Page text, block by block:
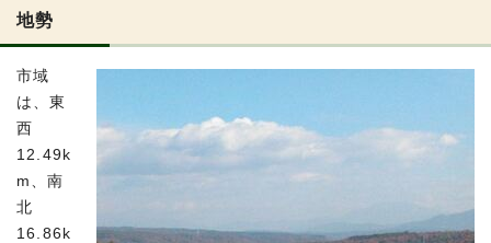
地勢
市域
は、東
西
12.49k
m、南
北
16.86k